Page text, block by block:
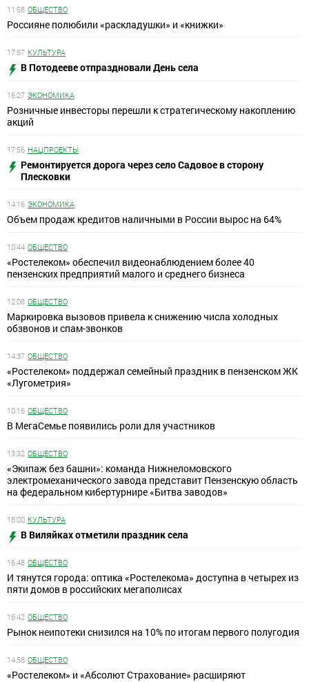
11:58 ОБЩЕСТВО
Россияне полюбили «раскладушки» и «книжки»
17:57 КУЛЬТУРА
В Потодееве отпраздновали День села
16:27 ЭКОНОМИКА
Розничные инвесторы перешли к стратегическому накоплению
акций
17:56 НАЦПРОЕКТЫ
Ремонтируется дорога через село Садовое в сторону
Плесковки
14:16 ЭКОНОМИКА
Объем продаж кредитов наличными в России вырос на 64%
10:44 ОБЩЕСТВО
«Ростелеком» обеспечил видеонаблюдением более 40
пензенских предприятий малого и среднего бизнеса
12:08 ОБЩЕСТВО
Маркировка вызовов привела к снижению числа холодных
обзвонов и спам-звонков
14:37 ОБЩЕСТВО
«Ростелеком» поддержал семейный праздник в пензенском ЖК
«Лугометрия»
10:16 ОБЩЕСТВО
В МегаСемье появились роли для участников
13:32 ОБЩЕСТВО
«Экипаж без башни»: команда Нижнеломовского
электромеханического завода представит Пензенскую область
на федеральном кибертурнире «Битва заводов»
18:00 КУЛЬТУРА
В Виляйках отметили праздник села
16:48 ОБЩЕСТВО
И тянутся города: оптика «Ростелекома» доступна в четырех из
пяти домов в российских мегаполисах
16:42 ОБЩЕСТВО
Рынок неипотеки снизился на 10% по итогам первого полугодия
14:58 ОБЩЕСТВО
«Ростелеком» и «Абсолют Страхование» расширяют